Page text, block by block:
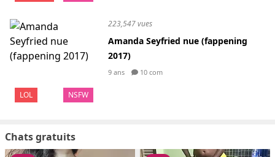
LOL NSFW
223,547 vues
Amanda Seyfried nue (fappening
2017)
9 ans 10 com
Chats gratuits